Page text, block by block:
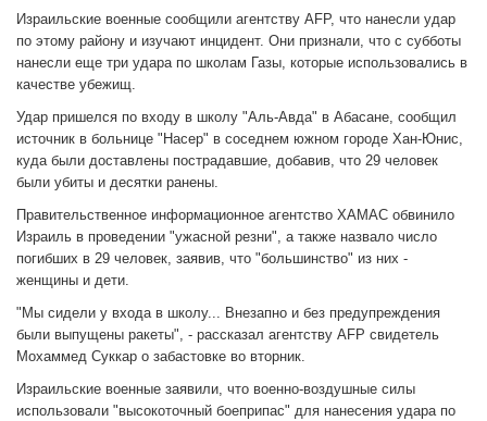
Израильские военные сообщили агентству AFP, что нанесли удар
по этому району и изучают инцидент. Они признали, что с субботы
нанесли еще три удара по школам Газы, которые использовались в
качестве убежищ.
Удар пришелся по входу в школу "Аль-Авда" в Абасане, сообщил
источник в больнице "Насер" в соседнем южном городе Хан-Юнис,
куда были доставлены пострадавшие, добавив, что 29 человек
были убиты и десятки ранены.
Правительственное информационное агентство ХАМАС обвинило
Израиль в проведении "ужасной резни", а также назвало число
погибших в 29 человек, заявив, что "большинство" из них -
женщины и дети.
"Мы сидели у входа в школу... Внезапно и без предупреждения
были выпущены ракеты", - рассказал агентству AFP свидетель
Мохаммед Суккар о забастовке во вторник.
Израильские военные заявили, что военно-воздушные силы
использовали "высокоточный боеприпас" для нанесения удара по